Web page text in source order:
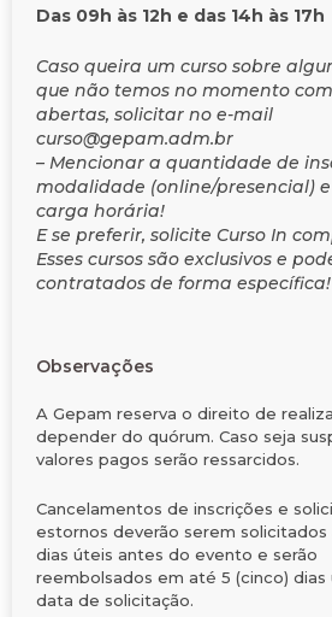
Das 09h às 12h e das 14h às 17h
Caso queira um curso sobre
que não temos no momento
abertas, solicitar no e-mail
curso@gepam.adm.br
– Mencionar a quantidade de
modalidade (online/presencial)
carga horária!
E se preferir, solicite Curso In
Esses cursos são exclusivos e
contratados de forma específica!
Observações
A Gepam reserva o direito de
depender do quórum. Caso seja
valores pagos serão ressarcidos.
Cancelamentos de inscrições e
estornos deverão serem solicitados
dias úteis antes do evento e serão
reembolsados em até 5 (cinco) dias
data de solicitação.